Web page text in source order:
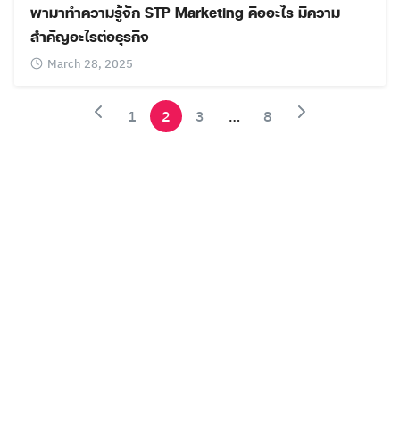
พามาทำความรู้จัก STP Marketing คืออะไร มีความ
สำคัญอะไรต่อธุรกิจ
March 28, 2025
1 2 3 … 8